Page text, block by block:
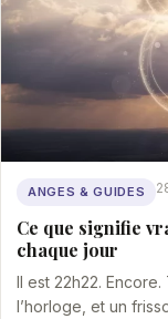
ANGES & GUIDES
Ce que signifie
chaque jour
Il est 22h22.
l’horloge, et un